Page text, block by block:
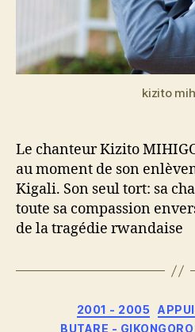
kizito
Le chanteur Kizito
au moment de son
Kigali. Son seul tort: sa
toute sa compassion
de la tragédie rwandaise
2001 - 2005
BUTARE - GIKONGORO